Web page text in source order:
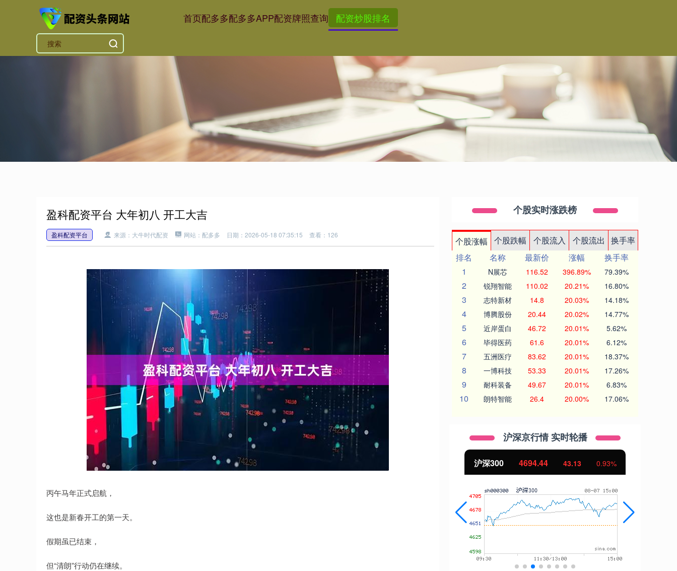
首页配多多配多多APP配资牌照查询 配资炒股排名
盈科配资平台 大年初八 开工大吉
盈科配资平台 来源：大牛时代配资 网站：配多多 日期：2026-05-18 07:35:15 查看：126
丙午马年正式启航，
这也是新春开工的第一天。
假期虽已结束，
但“清朗”行动仍在继续。
个股实时涨跌榜
个股涨幅 个股跌幅 个股流入 个股流出
换手率
排名
名称 最新价 涨幅
换手率
1
N展芯 116.52 396.89% 79.39%
2 锐翔智能 110.02 20.21% 16.80%
3 志特新材 14.8 20.03% 14.18%
4 博腾股份 20.44 20.02% 14.77%
5 近岸蛋白 46.72 20.01% 5.62%
6 毕得医药 61.6 20.01% 6.12%
7 五洲医疗 83.62 20.01% 18.37%
8 一博科技 53.33 20.01% 17.26%
9 耐科装备 49.67 20.01% 6.83%
10 朗特智能 26.4 20.00% 17.06%
沪深京行情 实时轮播
3940.04 39.68 1.02% 深证成指 200.89 4694.44 43.13 0.93%